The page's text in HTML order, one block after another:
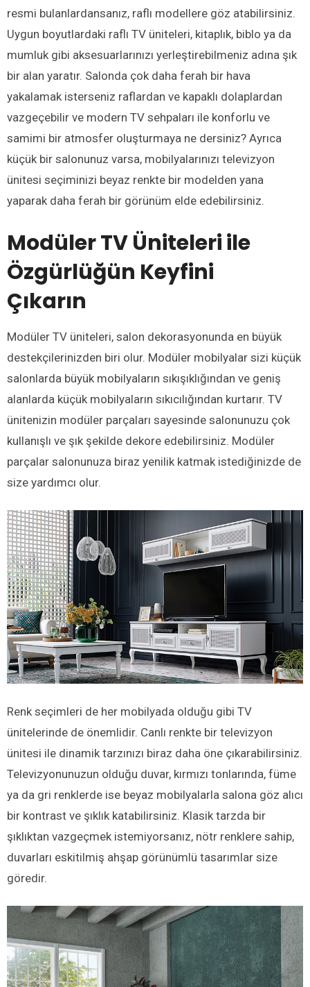
resmi bulanlardansanız, raflı modellere göz atabilirsiniz.
Uygun boyutlardaki raflı TV üniteleri, kitaplık, biblo ya da
mumluk gibi aksesuarlarınızı yerleştirebilmeniz adına şık
bir alan yaratır. Salonda çok daha ferah bir hava
yakalamak isterseniz raflardan ve kapaklı dolaplardan
vazgeçebilir ve modern TV sehpaları ile konforlu ve
samimi bir atmosfer oluşturmaya ne dersiniz? Ayrıca
küçük bir salonunuz varsa, mobilyalarınızı televizyon
ünitesi seçiminizi beyaz renkte bir modelden yana
yaparak daha ferah bir görünüm elde edebilirsiniz.
Modüler TV Üniteleri ile
Özgürlüğün Keyfini
Çıkarın
Modüler TV üniteleri, salon dekorasyonunda en büyük
destekçilerinizden biri olur. Modüler mobilyalar sizi küçük
salonlarda büyük mobilyaların sıkışıklığından ve geniş
alanlarda küçük mobilyaların sıkıcılığından kurtarır. TV
ünitenizin modüler parçaları sayesinde salonunuzu çok
kullanışlı ve şık şekilde dekore edebilirsiniz. Modüler
parçalar salonunuza biraz yenilik katmak istediğinizde de
size yardımcı olur.
Renk seçimleri de her mobilyada olduğu gibi TV
ünitelerinde de önemlidir. Canlı renkte bir televizyon
ünitesi ile dinamik tarzınızı biraz daha öne çıkarabilirsiniz.
Televizyonunuzun olduğu duvar, kırmızı tonlarında, füme
ya da gri renklerde ise beyaz mobilyalarla salona göz alıcı
bir kontrast ve şıklık katabilirsiniz. Klasik tarzda bir
şıklıktan vazgeçmek istemiyorsanız, nötr renklere sahip,
duvarları eskitilmiş ahşap görünümlü tasarımlar size
göredir.